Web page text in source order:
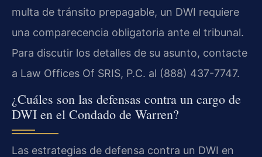
multa de tránsito prepagable, un DWI requiere
una comparecencia obligatoria ante el tribunal.
Para discutir los detalles de su asunto, contacte
a Law Offices Of SRIS, P.C. al (888) 437-7747.
¿Cuáles son las defensas contra un cargo de
DWI en el Condado de Warren?
Las estrategias de defensa contra un DWI en